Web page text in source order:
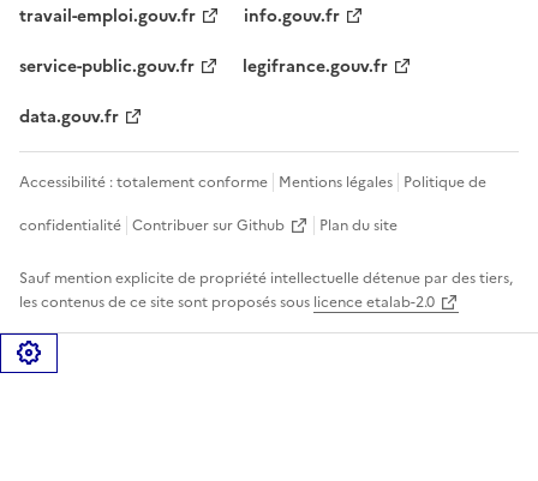
travail-emploi.gouv.fr
info.gouv.fr
service-public.gouv.fr
legifrance.gouv.fr
data.gouv.fr
Accessibilité : totalement conforme Mentions légales Politique de
confidentialité Contribuer sur Github Plan du site
Sauf mention explicite de propriété intellectuelle détenue par des tiers,
les contenus de ce site sont proposés sous licence etalab-2.0
Gérer les cookies